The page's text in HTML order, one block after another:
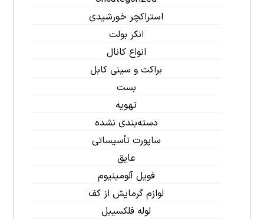
استراکچر خورشیدی
انکر بولت
انواع کانال
براکت و سینی کابل
بست
تهویه
دسته‌بندی نشده
ساپورت تأسیساتی
عایق
فویل آلومینیوم
لوازم گرمایش از کف
لوله فلکسیبل